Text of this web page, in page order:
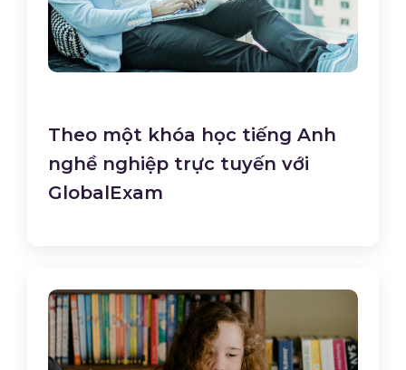
Theo một khóa học tiếng Anh
nghề nghiệp trực tuyến với
GlobalExam